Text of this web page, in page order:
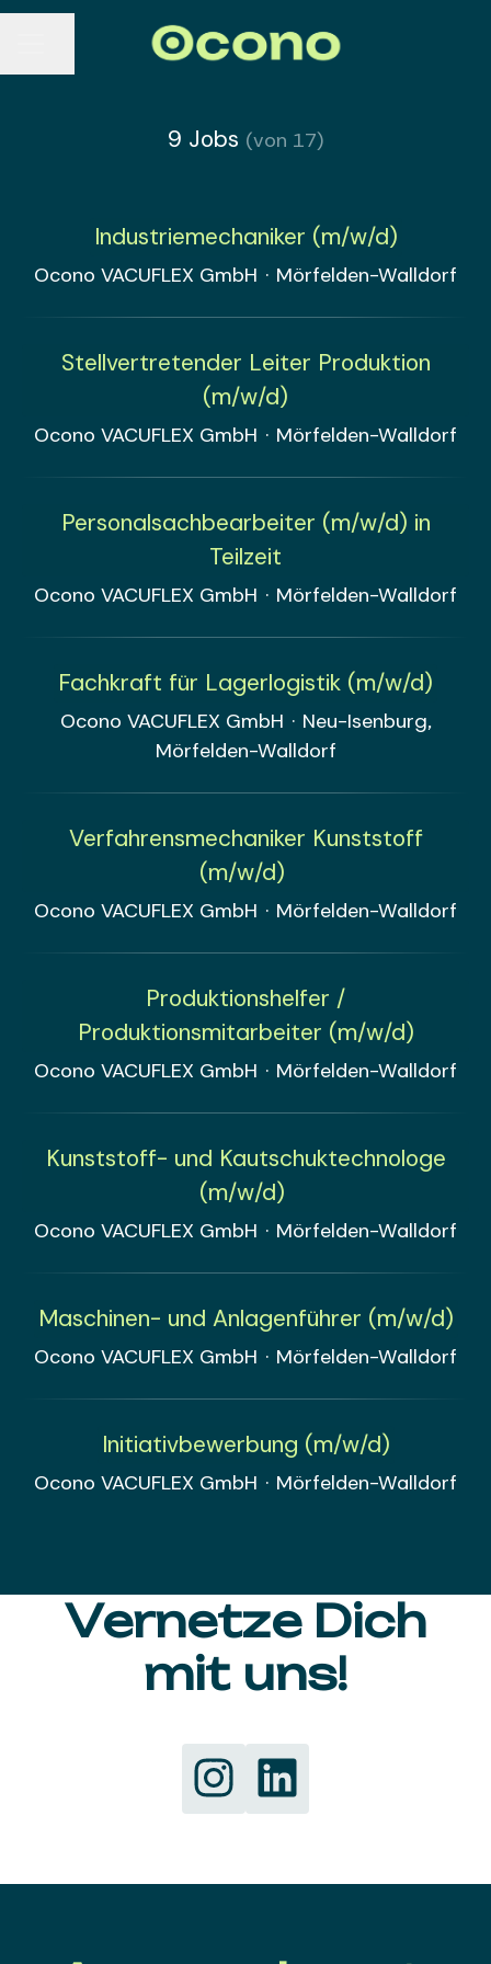
9 Jobs (von 17)
Industriemechaniker (m/w/d)
Ocono VACUFLEX GmbH · Mörfelden-Walldorf
Stellvertretender Leiter Produktion
(m/w/d)
Ocono VACUFLEX GmbH · Mörfelden-Walldorf
Personalsachbearbeiter (m/w/d) in
Teilzeit
Ocono VACUFLEX GmbH · Mörfelden-Walldorf
Fachkraft für Lagerlogistik (m/w/d)
Ocono VACUFLEX GmbH · Neu-Isenburg,
Mörfelden-Walldorf
Verfahrensmechaniker Kunststoff
(m/w/d)
Ocono VACUFLEX GmbH · Mörfelden-Walldorf
Produktionshelfer /
Produktionsmitarbeiter (m/w/d)
Ocono VACUFLEX GmbH · Mörfelden-Walldorf
Kunststoff- und Kautschuktechnologe
(m/w/d)
Ocono VACUFLEX GmbH · Mörfelden-Walldorf
Maschinen- und Anlagenführer (m/w/d)
Ocono VACUFLEX GmbH · Mörfelden-Walldorf
Initiativbewerbung (m/w/d)
Ocono VACUFLEX GmbH · Mörfelden-Walldorf
Vernetze Dich
mit uns!